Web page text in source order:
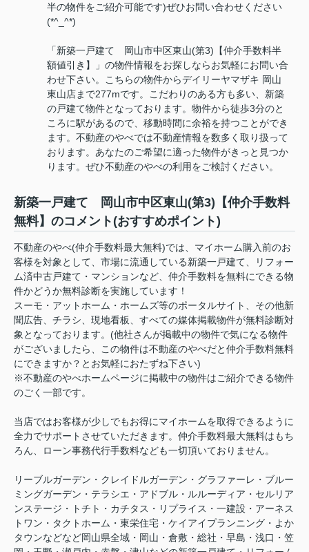
半の物件をご紹介可能です)ぜひお問い合わせください
(*^_^*)
「新築一戸建て 岡山市中区東山(第3)【仲介手数料半
額値引き】」の物件情報をお探しならお気軽にお問い合
わせ下さい。こちらの物件からデイリーヤマザキ 岡山
東山店まで277mです。こだわりのある方も多い、新築
の戸建て物件となっております。物件から徒歩3分のと
ころに駅があるので、移動時間に余裕を持つことができ
ます。不動産のやべでは不動産情報を数多く取り扱って
おります。あなたのご希望に適った物件がきっと見つか
ります。ぜひ不動産のやべの利用をご検討ください。
新築一戸建て 岡山市中区東山(第3)【仲介手数料
無料】のコメント(おすすめポイント)
不動産のやべ(仲介手数料最大無料)では、マイホーム購入前のお
客様を対象として、市場に流通している新築一戸建て、リフォー
ム済中古戸建て・マンションなど、仲介手数料を無料にできる物
件かどうか無料診断を実施しています！
スーモ・アットホーム・ホームズ等のポータルサイト、その他新
聞広告、チラシ、現地看板、すべての媒体掲載物件が無料診断対
象となっております。(他社さんが掲載中の物件で気になる物件
がございましたら、この物件は不動産のやべだと仲介手数料無料
にできますか？とお気軽におたずね下さい)
※不動産のやべホームページに掲載中の物件はご紹介できる物件
のごく一部です。
当店ではお客様が少しでもお得にマイホームを取得できるように
全力でサポートさせていただきます。仲介手数料最大無料はもち
ろん、ローン事務代行手数料なども一切頂いておりません。
リーブルガーデン・クレイドルガーデン・グラファーレ・ブルー
ミングガーデン・テラシエ・アドブル・ルルーディア・セルリア
ンステージ・トチト・カチタス・リプライス・一建設・アーネス
トワン・タクトホーム・東栄住宅・ケイアイプランニング・よか
タウンなどなど岡山県全域・岡山・倉敷・総社・早島・浅口・笠